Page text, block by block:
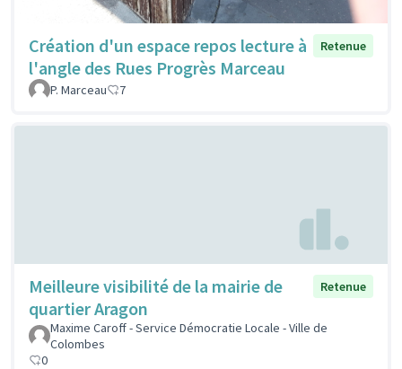
Création d'un espace repos lecture à
l'angle des Rues Progrès Marceau
Retenue
P. Marceau 7
Meilleure visibilité de la mairie de
quartier Aragon
Retenue
Maxime Caroff - Service Démocratie Locale - Ville de
Colombes
0